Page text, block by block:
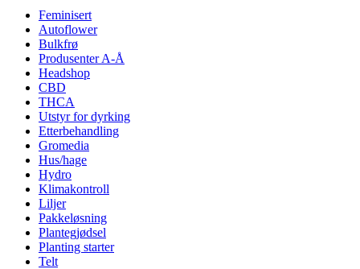
Feminisert
Autoflower
Bulkfrø
Produsenter A-Å
Headshop
CBD
THCA
Utstyr for dyrking
Etterbehandling
Gromedia
Hus/hage
Hydro
Klimakontroll
Liljer
Pakkeløsning
Plantegjødsel
Planting starter
Telt